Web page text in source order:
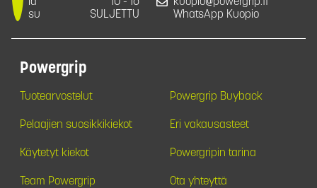
su
SULJETTU
WhatsApp Kuopio
Powergrip
Tuotearvostelut Powergrip Buyback
Pelaajien suosikkikiekot Eri vakausasteet
Käytetyt kiekot Powergripin tarina
Team Powergrip Ota yhteyttä